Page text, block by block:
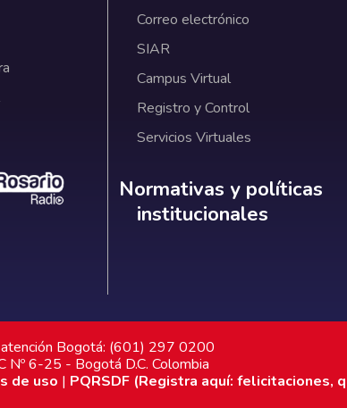
Correo electrónico
SIAR
Campus Virtual
Registro y Control
Servicios Virtuales
Normativas y
Normativas y políticas
institucionales
atención Bogotá: (601) 297 0200
Nº 6-25 - Bogotá D.C. Colombia
de uso | PQRSDF (Registra aquí: felicitaciones,